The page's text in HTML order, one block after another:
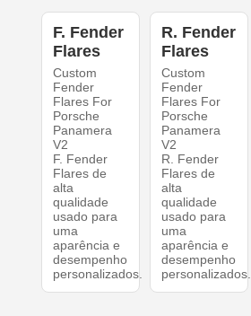
F. Fender
Flares
Custom
Fender
Flares For
Porsche
Panamera
V2
F. Fender
Flares de
alta
qualidade
usado para
uma
aparência e
desempenho
personalizados.
R. Fender
Flares
Custom
Fender
Flares For
Porsche
Panamera
V2
R. Fender
Flares de
alta
qualidade
usado para
uma
aparência e
desempenho
personalizados.